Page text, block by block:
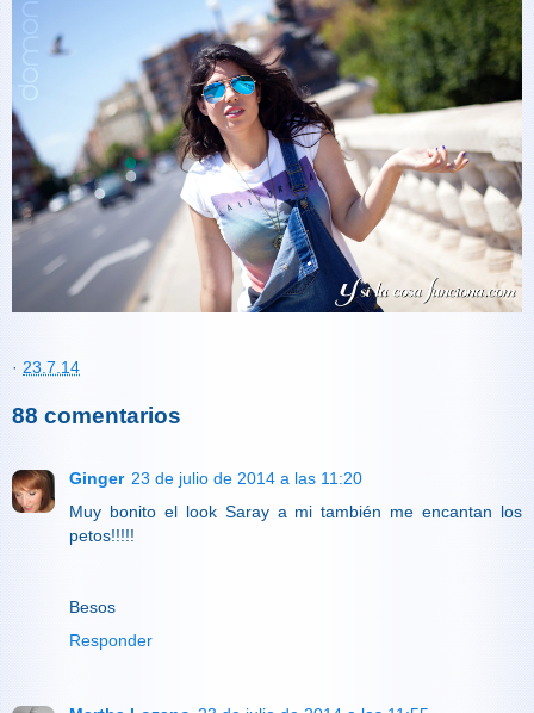
· 23.7.14
88 comentarios
Ginger 23 de julio de 2014 a las 11:20
Muy bonito el look Saray a mi también me encantan los
petos!!!!!
Besos
Responder